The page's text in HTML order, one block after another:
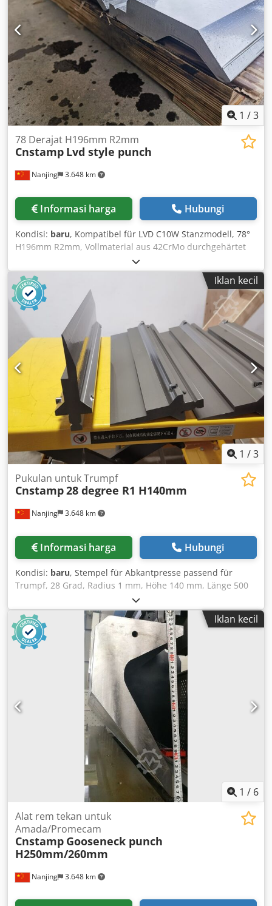
1 /3
Nanjing 3.648 km
78 Derajat H196mm R2mm
Cnstamp Lvd style punch
Informasi harga Hubungi
Kondisi: baru, Kompatibel für LVD C10W Stanzmodell, 78°
H196mm R2mm, Vollmaterial aus 42CrMo durchgehärtet
HRC 50–52, Spitzenradius extra lasergehärtet HRC 58–60
Dedpoq Nl A Uofx Ac Njkr
Iklan kecil
1 /3
Nanjing 3.648 km
Pukulan untuk Trumpf
Cnstamp28 degree R1 H140mm
Informasi harga Hubungi
Kondisi: baru, Stempel für Abkantpresse passend für
Trumpf, 28 Grad, Radius 1 mm, Höhe 140 mm, Länge 500
mm und 550 mm, segmentiert Dedpfx Acevlvzco Nekr
Iklan kecil
1 / 6
Nanjing 3.648 km
Alat rem tekan untuk
Amada/Promecam
Cnstamp Gooseneck punch
H250mm/260mm